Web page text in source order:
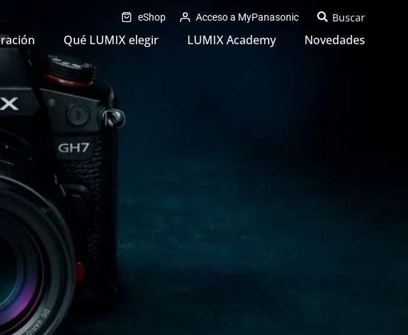
eShop Acceso a MyPanasonic
Qué LUMIX elegir LUMIX Academy Novedades